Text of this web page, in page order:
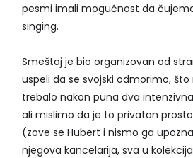
pesmi imali mogućnost da
singing.
Smeštaj je bio organizovan od
uspeli da se svojski odmorimo,
trebalo nakon puna dva
ali mislimo da je to privatan
(zove se Hubert i nismo ga
njegova kancelarija, sva u